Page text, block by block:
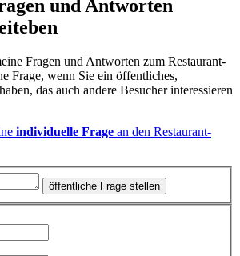
und Antworten
Fragen und Antworten zum Restaurant-
Frage, wenn Sie ein öffentliches,
das auch andere Besucher interessieren
individuelle Frage an den Restaurant-
öffentliche Frage stellen